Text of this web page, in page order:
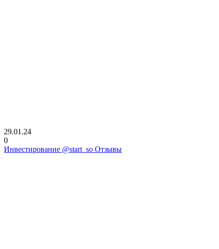
29.01.24
0
Инвестирование @start_so Отзывы